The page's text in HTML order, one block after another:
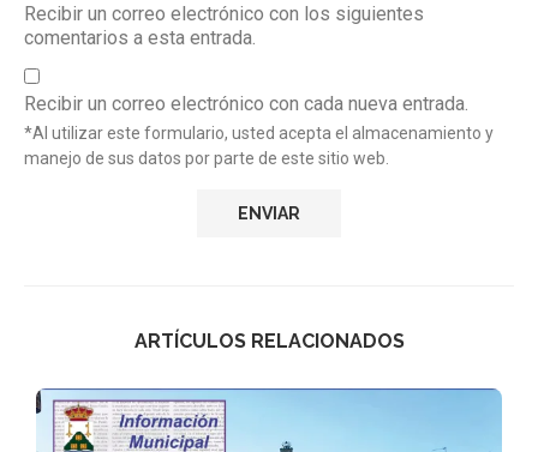
Recibir un correo electrónico con los siguientes
comentarios a esta entrada.
Recibir un correo electrónico con cada nueva entrada.
*Al utilizar este formulario, usted acepta el almacenamiento y
manejo de sus datos por parte de este sitio web.
ARTÍCULOS RELACIONADOS